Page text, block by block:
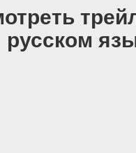
русском